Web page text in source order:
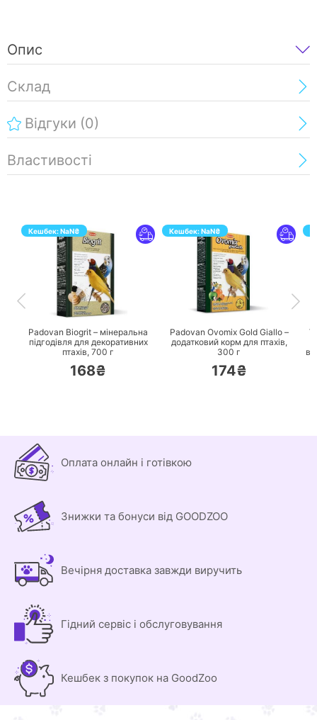
Опис
Склад
Відгуки (0)
Властивості
Кешбек:NaN₴
ПЕРЕЙТИ
Padovan Biogrit – мінеральна
підгодівля для декоративних
птахів, 700 г
168₴
Кешбек:NaN₴
ПЕРЕЙТИ
Padovan Ovomix Gold Giallo –
додатковий корм для птахів,
300 г
174₴
Оплата онлайн і готівкою
Знижки та бонуси від GOODZOO
Вечірня доставка завжди виручить
Гідний сервіс і обслуговування
Кешбек з покупок на GoodZoo